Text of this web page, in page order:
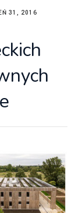
31, 2016